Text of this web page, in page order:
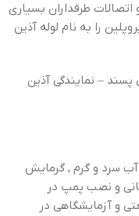
طرفداران بسیاری
را به نام لوله آذین
– نمایندگی آذین
آب سرد و گرم , گرمایش
و نصب پمپ در
و آزمایشگاهی در